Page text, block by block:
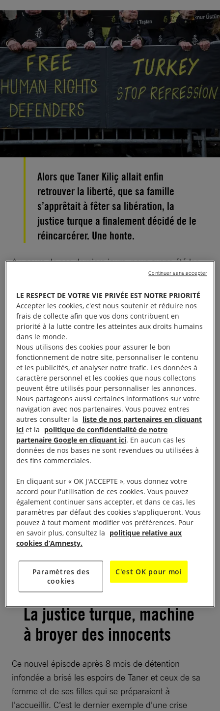
Alors que Taner Kiliç allait enfin
retrouver la liberté, que sa famille
s’apprêtait à fêter sa libération, la
justice turque a finalement décidé de le
réincarcérer. Une honte.
Au cours de ces derniers jours, nous avons été les
témoins directs d’une parodie de justice, aux
proportions spectaculaires : la libération annoncée
de Taner, puis sa réincarcération suite à un appel du
Procureur, dans des conditions confuses. Ce volte-
face de la justice est dramatique pour lui, sa famille
et tous ceux qui défendent la justice en Turquie.
À lire aussi : Le tribunal ordonne la libération du président
d’Amnesty Turquie
Le Procureur a interjeté l’appel de la décision du
tribunal. Un deuxième tribunal à Istanbul a accepté
l’appel du Procureur . Alors qu’il était sur le point
d’être libéré, Taner a été emmené de la prison
d’Izmir, où il était détenu depuis juin, et placé sous
la garde de la Gendarmerie. L’appel du Procureur a
finalement été examiné une nouvelle fois le 1er
février au matin par le tribunal d’Istanbul qui avait
ordonné sa libération. Et ce tribunal est revenu sur
sa propre décision de la veille.
Agir : Liberté pour Taner et les 10 d’Istanbul
La justice turque, machine
à broyer des innocents
Ce nouvel épisode après 8 mois de détention
infondée a brisé les espoirs de Taner et ceux de sa
femme et de ses filles qui se préparaient à
l’accueillir. C’est le dernier exemple d’une crise
LE RESPECT DE VOTRE VIE PRIVÉE EST NOTRE PRIORITÉ
Accepter les cookies, c'est nous soutenir et réduire nos
frais de collecte afin que vos dons contribuent en
priorité à la lutte contre les atteintes aux droits humains
dans le monde.
Nous utilisons des cookies pour assurer le bon
fonctionnement de notre site, personnaliser le contenu
et les publicités, et analyser notre trafic. Les données à
caractère personnel et les cookies que nous collectons
peuvent être utilisés pour personnaliser les annonces.
Nous partageons aussi certaines informations sur votre
navigation avec nos partenaires. Vous pouvez entres
autres consulter la liste de nos partenaires en cliquant
ici et la politique de confidentialité de notre
partenaire Google en cliquant ici. En aucun cas les
données de nos bases ne sont revendues ou utilisées à
des fins commerciales.
En cliquant sur « OK J'ACCEPTE », vous donnez votre
accord pour l'utilisation de ces cookies. Vous pouvez
également continuer sans accepter, et dans ce cas, les
paramètres par défaut des cookies s'appliqueront. Vous
pouvez à tout moment modifier vos préférences. Pour
en savoir plus, consultez la politique relative aux
cookies d’Amnesty.
Paramètres des
cookies
C'est OK pour moi
Continuer sans accepter